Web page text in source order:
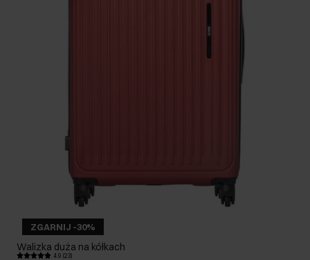
ZGARNIJ -30%
Walizka duża na kółkach
4.9 (23)